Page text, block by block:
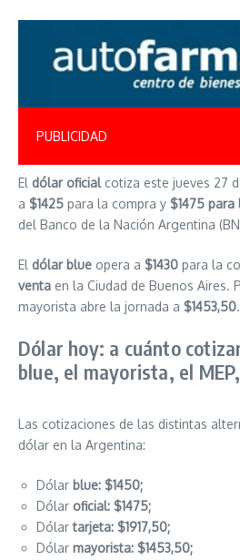
PUBLICIDAD
El dólar oficialcotiza este jueves 27
a $1425 para la compra y $1475 para
del Banco de la Nación Argentina
El dólar blue opera a $1430 para la
venta en la Ciudad de Buenos Aires.
mayorista abre la jornada a $1453,50.
Dólar hoy: a cuánto
blue, el mayorista, el
Las cotizaciones de las distintas
dólar en la Argentina:
Dólar blue: $1450;
Dólar oficial: $1475;
Dólartarjeta: $1917,50;
Dólar mayorista: $1453,50;